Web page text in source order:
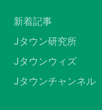
新着記事
Jタウン研究所
Jタウンウィズ
Jタウンチャンネル